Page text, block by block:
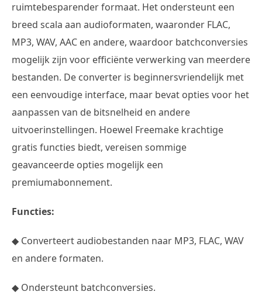
ruimtebesparender formaat. Het ondersteunt een
breed scala aan audioformaten, waaronder FLAC,
MP3, WAV, AAC en andere, waardoor batchconversies
mogelijk zijn voor efficiënte verwerking van meerdere
bestanden. De converter is beginnersvriendelijk met
een eenvoudige interface, maar bevat opties voor het
aanpassen van de bitsnelheid en andere
uitvoerinstellingen. Hoewel Freemake krachtige
gratis functies biedt, vereisen sommige
geavanceerde opties mogelijk een
premiumabonnement.
Functies:
◆ Converteert audiobestanden naar MP3, FLAC, WAV
en andere formaten.
◆ Ondersteunt batchconversies.